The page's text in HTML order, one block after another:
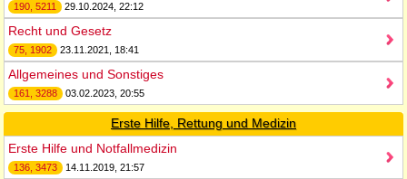
190, 5211 29.10.2024, 22:12
Recht und Gesetz
75, 1902 23.11.2021, 18:41
Allgemeines und Sonstiges
161, 3288 03.02.2023, 20:55
Erste Hilfe, Rettung und Medizin
Erste Hilfe und Notfallmedizin
136, 3473 14.11.2019, 21:57